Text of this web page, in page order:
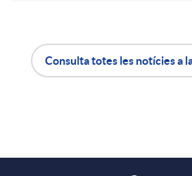
a
Consulta totes les notícies a